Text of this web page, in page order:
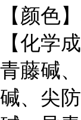
【颜色
【化学
青藤碱
碱、尖